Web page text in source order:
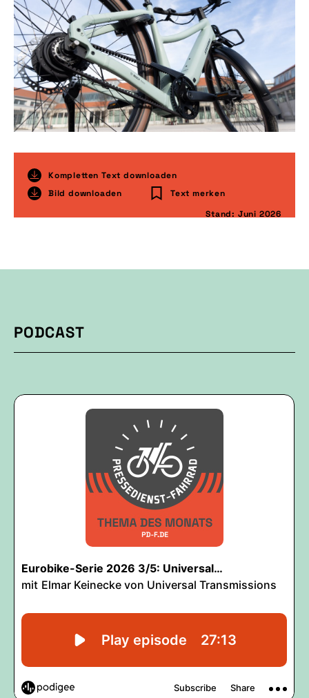
Kompletten Text downloaden
Bild downloaden
Text merken
Stand: Juni 2026
PODCAST